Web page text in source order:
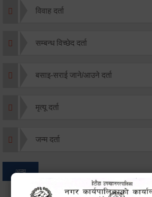
विवाह दर्ता
सम्बन्ध विच्छेद दर्ता
बसाइ-सराई जाने/आउने दर्ता
मृत्यू दर्ता
जन्म दर्ता
अन्य